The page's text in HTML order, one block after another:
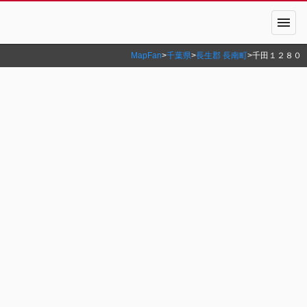
menu
MapFan>千葉県>長生郡 長南町>千田１２８０